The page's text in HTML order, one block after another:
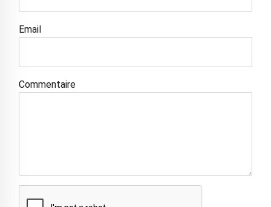
Email
Commentaire